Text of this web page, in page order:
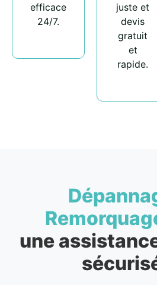
efficace
24/7.
juste et
devis
gratuit
et
rapide.
une